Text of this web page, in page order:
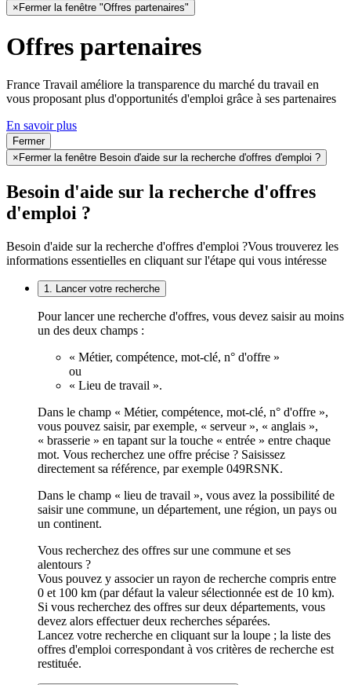
×Fermer la fenêtre "Offres partenaires"
Offres partenaires
France Travail améliore la transparence du marché du travail en
vous proposant plus d'opportunités d'emploi grâce à ses partenaires
En savoir plus
Fermer
× Fermer la fenêtre Besoin d'aide sur la recherche d'offres d'emploi ?
Besoin d'aide sur la recherche d'offres
d'emploi ?
Besoin d'aide sur la recherche d'offres d'emploi ?Vous trouverez les
informations essentielles en cliquant sur l'étape qui vous intéresse
1. Lancer votre recherche
Pour lancer une recherche d'offres, vous devez saisir au moins
un des deux champs :
« Métier, compétence, mot-clé, n° d'offre »
ou
« Lieu de travail ».
Dans le champ « Métier, compétence, mot-clé, n° d'offre »,
vous pouvez saisir, par exemple, « serveur », « anglais »,
« brasserie » en tapant sur la touche « entrée » entre chaque
mot. Vous recherchez une offre précise ? Saisissez
directement sa référence, par exemple 049RSNK.
Dans le champ « lieu de travail », vous avez la possibilité de
saisir une commune, un département, une région, un pays ou
un continent.
Vous recherchez des offres sur une commune et ses
alentours ?
Vous pouvez y associer un rayon de recherche compris entre
0 et 100 km (par défaut la valeur sélectionnée est de 10 km).
Si vous recherchez des offres sur deux départements, vous
devez alors effectuer deux recherches séparées.
Lancez votre recherche en cliquant sur la loupe ; la liste des
offres d'emploi correspondant à vos critères de recherche est
restituée.